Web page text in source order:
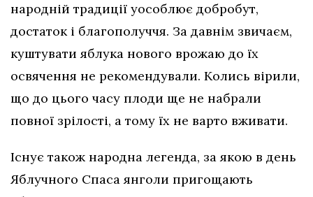
народній традиції уособлює добробут,
достаток і благополуччя. За давнім звичаєм,
куштувати яблука нового врожаю до їх
освячення не рекомендували. Колись вірили,
що до цього часу плоди ще не набрали
повної зрілості, а тому їх не варто вживати.
Існує також народна легенда, за якою в день
Яблучного Спаса янголи пригощають